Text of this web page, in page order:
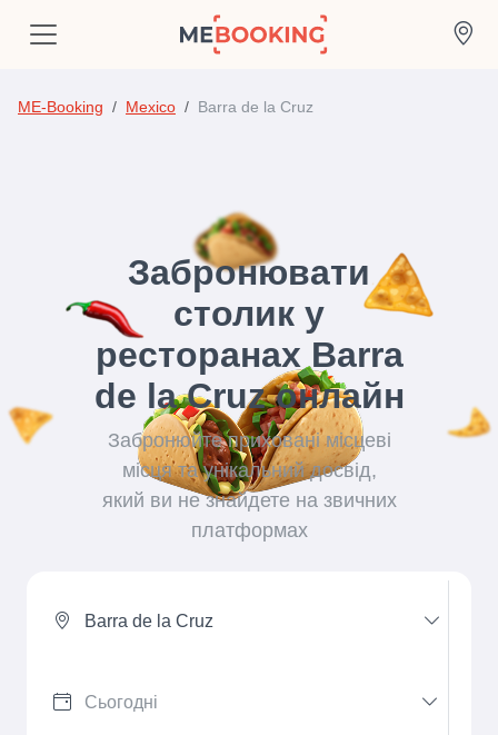
ME-Booking Mexico Barra de la Cruz
Забронювати
столик у
ресторанах Barra
de la Cruz онлайн
Забронюйте приховані місцеві
місця та унікальний досвід,
який ви не знайдете на звичних
платформах
Barra de la Cruz